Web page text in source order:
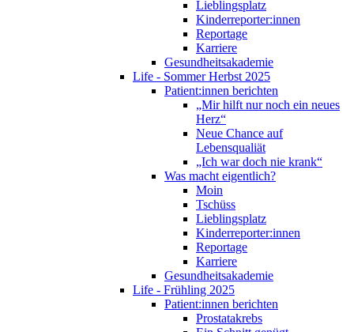
Lieblingsplatz
Kinderreporter:innen
Reportage
Karriere
Gesundheitsakademie
Life - Sommer Herbst 2025
Patient:innen berichten
„Mir hilft nur noch ein neues
Herz“
Neue Chance auf
Lebensqualiät
„Ich war doch nie krank“
Was macht eigentlich?
Moin
Tschüss
Lieblingsplatz
Kinderreporter:innen
Reportage
Karriere
Gesundheitsakademie
Life - Frühling 2025
Patient:innen berichten
Prostatakrebs